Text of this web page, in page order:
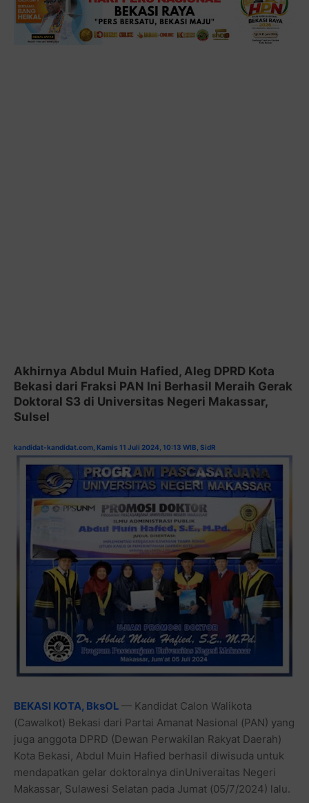
Akhirnya Abdul Muin Hafied, Aleg DPRD Kota
Bekasi dari Fraksi PAN Ini Berhasil Meraih Gerak
Doktoral S3 di Universitas Negeri Makassar,
Sulsel
kandidat-kandidat.com, Kamis 11 Juli 2024, 10:13 WIB, SidR
BEKASI KOTA, BksOL — Kandidat Calon Walikota
(Cawalkot) Bekasi dari Partai Amanat Nasional (PAN) yang
juga anggota DPRD (Dewan Perwakilan Rakyat Daerah)
Kota Bekasi, Abdul Muin Hafied berhasil diwisuda untuk
mendapatkan gelar doktoralnya dinUniveraitas Negeri
Makassar, Sulawesi Selatan pada Jumat (05/7/2024) lalu.